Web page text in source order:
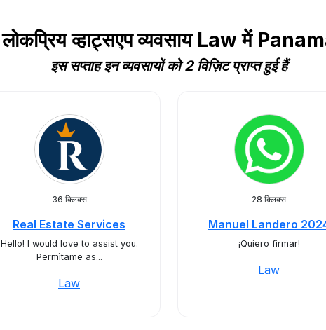
लोकप्रिय व्हाट्सएप व्यवसाय Law में
इस सप्ताह इन व्यवसायों को 2 विज़िट प्राप्त हुई हैं
36 क्लिक्स
Real Estate Services
Hello! I would love to assist you.
Permìtame as...
Law
28 क्लिक्स
Manuel Landero
¡Quiero firmar!
Law